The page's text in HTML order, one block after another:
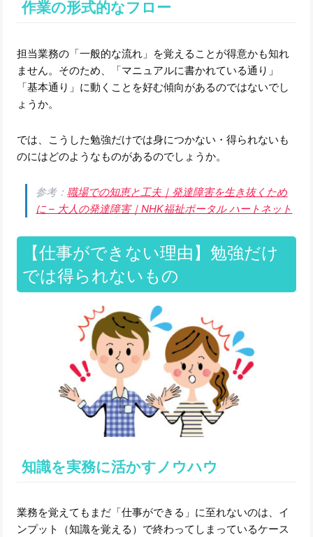
作業の形式的なフロー
担当業務の「一般的な流れ」を覚えることが得意かも知れ
ません。そのため、「マニュアルに書かれている通り」
「基本通り」に動くことを好む傾向があるのではないでし
ょうか。
では、こうした勉強だけでは身につかない・得られないも
のにはどのようなものがあるのでしょうか。
参考：職場での知恵と工夫｜発達障害を生き抜くため
に – 大人の発達障害｜NHK福祉ポータル ハートネット
【仕事ができない理由】勉強だけ
では得られないもの
知識を実務に活かすノウハウ
業務を覚えてもまだ「仕事ができる」に至れないのは、イ
ンプット（知識を覚える）で終わってしまっているケース